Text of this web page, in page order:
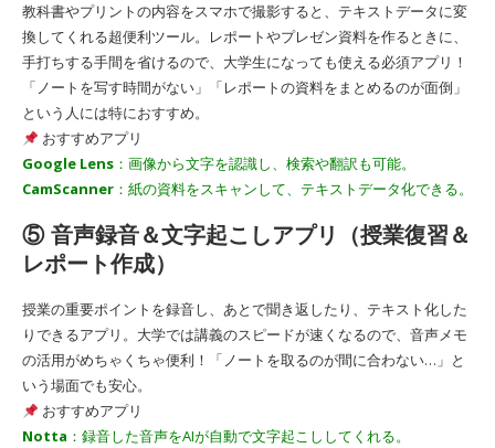
教科書やプリントの内容をスマホで撮影すると、テキストデータに変
換してくれる超便利ツール。レポートやプレゼン資料を作るときに、
手打ちする手間を省けるので、大学生になっても使える必須アプリ！
「ノートを写す時間がない」「レポートの資料をまとめるのが面倒」
という人には特におすすめ。
おすすめアプリ
Google Lens ：画像から文字を認識し、検索や翻訳も可能。
CamScanner ：紙の資料をスキャンして、テキストデータ化できる。
⑤ 音声録音＆文字起こしアプリ（授業復習＆
レポート作成）
授業の重要ポイントを録音し、あとで聞き返したり、テキスト化した
りできるアプリ。大学では講義のスピードが速くなるので、音声メモ
の活用がめちゃくちゃ便利！「ノートを取るのが間に合わない…」と
いう場面でも安心。
おすすめアプリ
Notta ：録音した音声をAIが自動で文字起こししてくれる。